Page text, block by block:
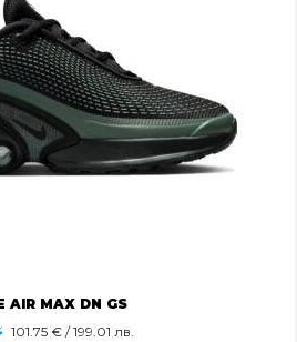
AIR MAX DN GS
101.75 € / 199.01 лв.